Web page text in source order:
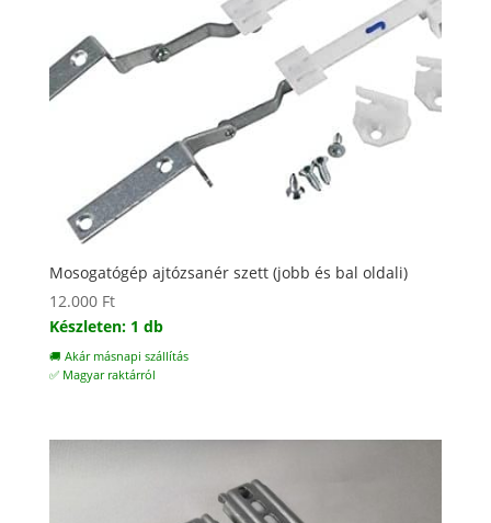
Mosogatógép ajtózsanér szett (jobb és bal oldali)
12.000 Ft
Készleten: 1 db
🚚 Akár másnapi szállítás
✅ Magyar raktárról